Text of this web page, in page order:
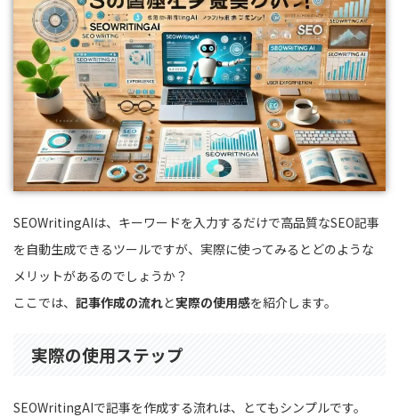
SEOWritingAIは、キーワードを入力するだけで高品質なSEO記事
を自動生成できるツールですが、実際に使ってみるとどのような
メリットがあるのでしょうか？
ここでは、 記事作成の流れと実際の使用感を紹介します。
実際の使用ステップ
SEOWritingAIで記事を作成する流れは、とてもシンプルです。